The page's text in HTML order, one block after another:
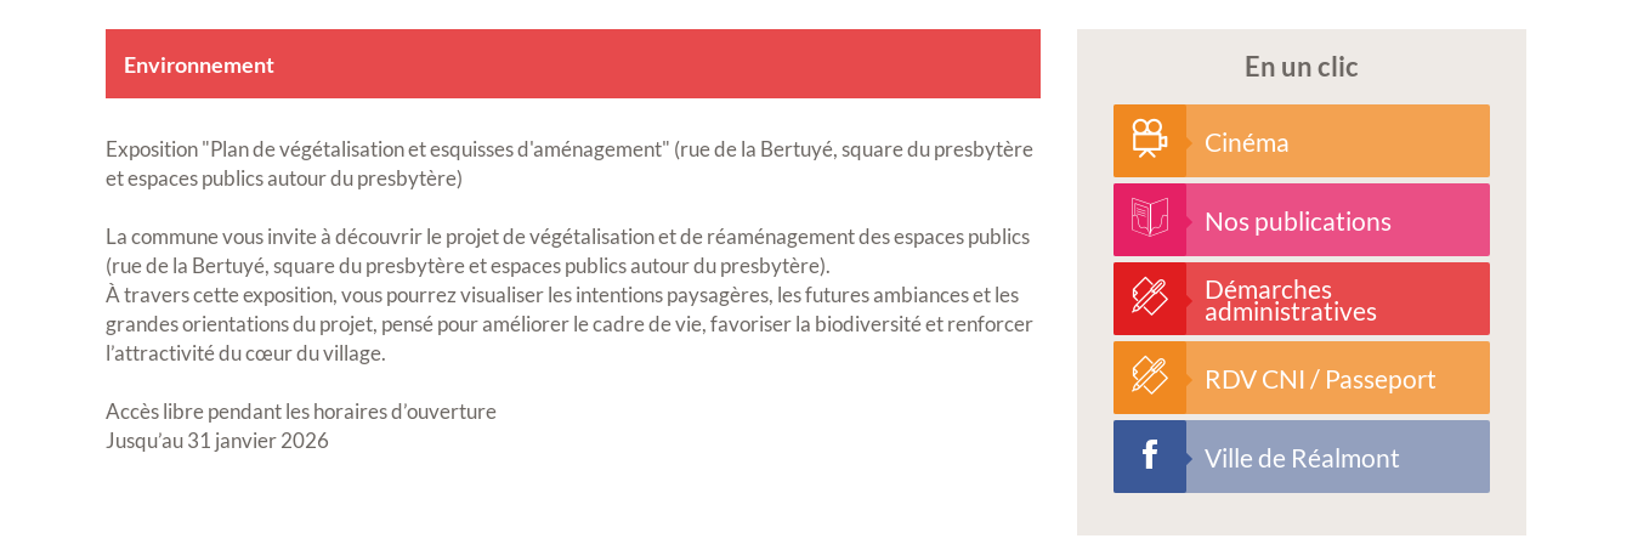
Environnement
Exposition "Plan de végétalisation et esquisses d'aménagement" (rue de la Bertuyé, square du presbytère
et espaces publics autour du presbytère)
La commune vous invite à découvrir le projet de végétalisation et de réaménagement des espaces publics
(rue de la Bertuyé, square du presbytère et espaces publics autour du presbytère).
À travers cette exposition, vous pourrez visualiser les intentions paysagères, les futures ambiances et les
grandes orientations du projet, pensé pour améliorer le cadre de vie, favoriser la biodiversité et renforcer
l’attractivité du cœur du village.
Accès libre pendant les horaires d’ouverture
Jusqu’au 31 janvier 2026
En un clic
Cinéma
Nos publications
Démarches
administratives
RDV CNI / Passeport
Ville de Réalmont